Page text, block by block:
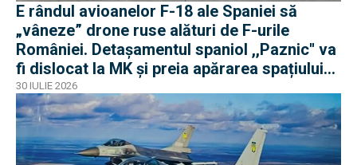
E rândul avioanelor F-18 ale Spaniei să
„vâneze” drone ruse alături de F-urile
României. Detașamentul spaniol ,,Paznic'' va
fi dislocat la MK și preia apărarea spațiului
aerian românesc
30 IULIE 2026